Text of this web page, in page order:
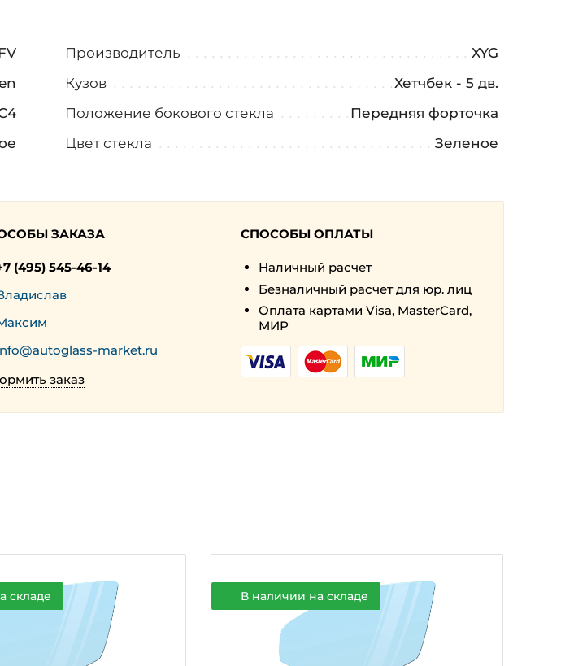
Производитель
XYG
Кузов
Хетчбек - 5 дв.
Положение бокового стекла
Передняя форточка
Цвет стекла
Зеленое
ЗАКАЗА
(495) 545-46-14
market.ru
заказ
СПОСОБЫ ОПЛАТЫ
Наличный расчет
Безналичный расчет для юр. лиц
Оплата картами Visa, MasterCard,
МИР
складе В наличии на складе